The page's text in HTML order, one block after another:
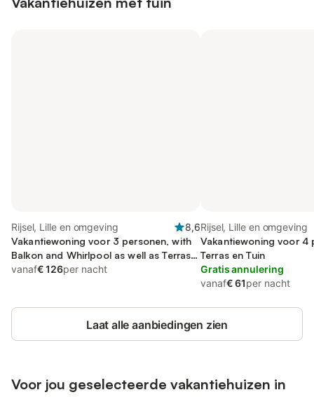
Rijsel, Lille en omgeving
8,6
Vakantiewoning voor 3 personen, with
Balkon and Whirlpool as well as Terras
and Tuin
vanaf€ 126per nacht
Rijsel, Lille en omgeving
Vakantiewoning voor 4
Terras en Tuin
Gratis annulering
vanaf€ 61per nacht
Laat alle aanbiedingen zien
Voor jou geselecteerde vakantiehuizen in